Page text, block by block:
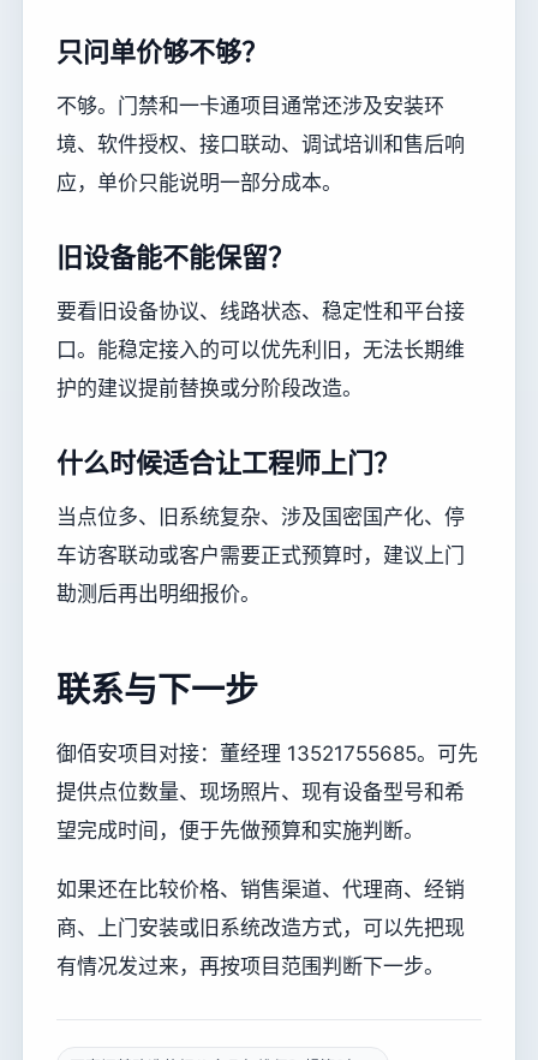
只问单价够不够？
不够。门禁和一卡通项目通常还涉及安装环
境、软件授权、接口联动、调试培训和售后响
应，单价只能说明一部分成本。
旧设备能不能保留？
要看旧设备协议、线路状态、稳定性和平台接
口。能稳定接入的可以优先利旧，无法长期维
护的建议提前替换或分阶段改造。
什么时候适合让工程师上门？
当点位多、旧系统复杂、涉及国密国产化、停
车访客联动或客户需要正式预算时，建议上门
勘测后再出明细报价。
联系与下一步
御佰安项目对接：董经理 13521755685。可先
提供点位数量、现场照片、现有设备型号和希
望完成时间，便于先做预算和实施判断。
如果还在比较价格、销售渠道、代理商、经销
商、上门安装或旧系统改造方式，可以先把现
有情况发过来，再按项目范围判断下一步。